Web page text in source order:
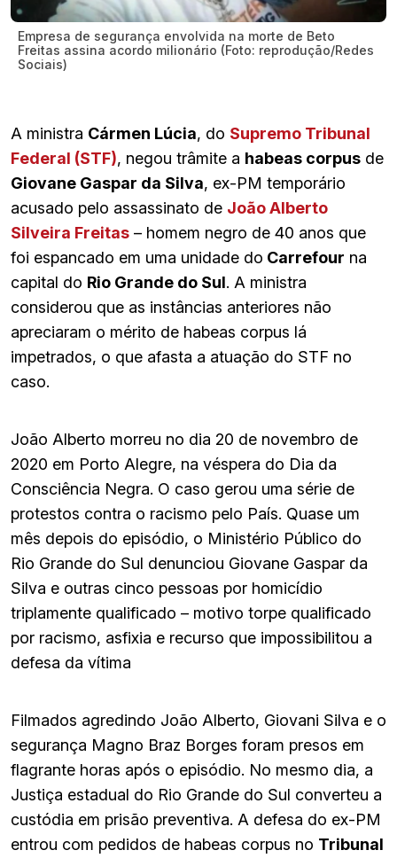
Empresa de segurança envolvida na morte de Beto
Freitas assina acordo milionário (Foto: reprodução/Redes
Sociais)
A ministra Cármen Lúcia, do Supremo Tribunal
Federal (STF), negou trâmite a habeas corpus de
Giovane Gaspar da Silva, ex-PM temporário
acusado pelo assassinato de João Alberto
Silveira Freitas – homem negro de 40 anos que
foi espancado em uma unidade do Carrefour na
capital do Rio Grande do Sul. A ministra
considerou que as instâncias anteriores não
apreciaram o mérito de habeas corpus lá
impetrados, o que afasta a atuação do STF no
caso.
João Alberto morreu no dia 20 de novembro de
2020 em Porto Alegre, na véspera do Dia da
Consciência Negra. O caso gerou uma série de
protestos contra o racismo pelo País. Quase um
mês depois do episódio, o Ministério Público do
Rio Grande do Sul denunciou Giovane Gaspar da
Silva e outras cinco pessoas por homicídio
triplamente qualificado – motivo torpe qualificado
por racismo, asfixia e recurso que impossibilitou a
defesa da vítima
Filmados agredindo João Alberto, Giovani Silva e o
segurança Magno Braz Borges foram presos em
flagrante horas após o episódio. No mesmo dia, a
Justiça estadual do Rio Grande do Sul converteu a
custódia em prisão preventiva. A defesa do ex-PM
entrou com pedidos de habeas corpus no Tribunal